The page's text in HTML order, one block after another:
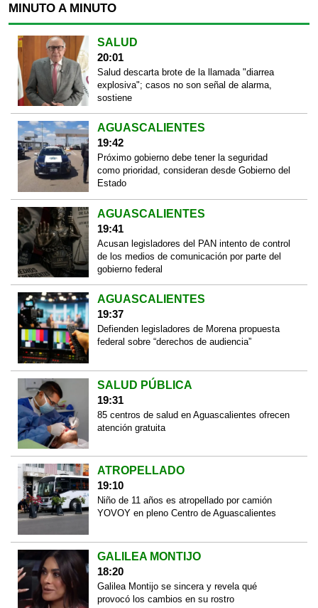
MINUTO A MINUTO
SALUD
20:01
Salud descarta brote de la llamada "diarrea
explosiva"; casos no son señal de alarma,
sostiene
AGUASCALIENTES
19:42
Próximo gobierno debe tener la seguridad
como prioridad, consideran desde Gobierno del
Estado
AGUASCALIENTES
19:41
Acusan legisladores del PAN intento de control
de los medios de comunicación por parte del
gobierno federal
AGUASCALIENTES
19:37
Defienden legisladores de Morena propuesta
federal sobre “derechos de audiencia”
SALUD PÚBLICA
19:31
85 centros de salud en Aguascalientes ofrecen
atención gratuita
ATROPELLADO
19:10
Niño de 11 años es atropellado por camión
YOVOY en pleno Centro de Aguascalientes
GALILEA MONTIJO
18:20
Galilea Montijo se sincera y revela qué
provocó los cambios en su rostro